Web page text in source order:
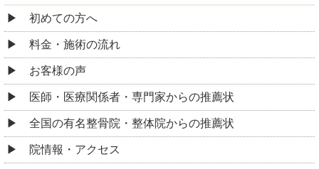
初めての方へ
料金・施術の流れ
お客様の声
医師・医療関係者・専門家からの推薦状
全国の有名整骨院・整体院からの推薦状
院情報・アクセス